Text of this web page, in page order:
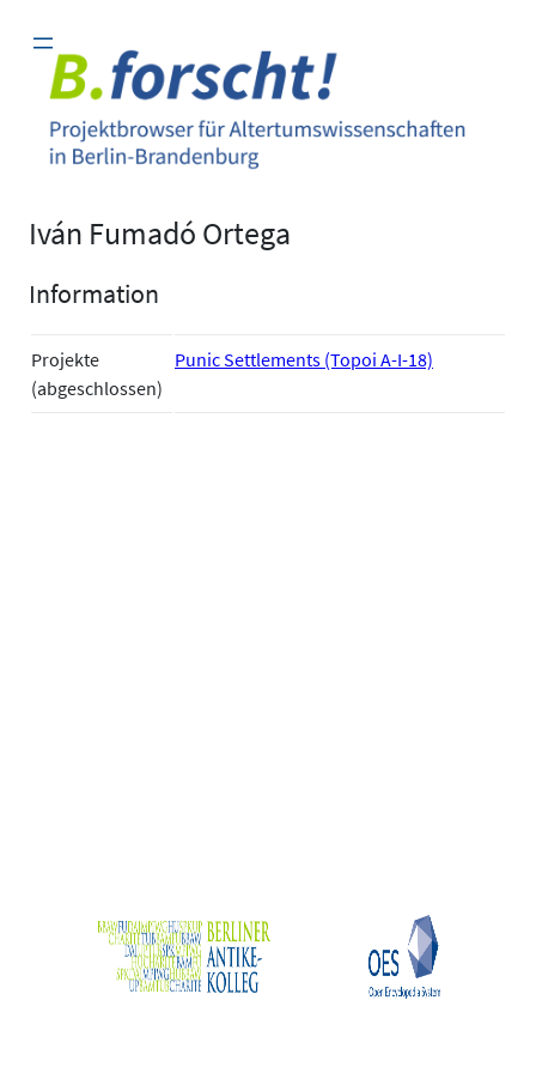
Inhalt
springen
Iván Fumadó Ortega
Information
Projekte
(abgeschlossen)
Punic Settlements (Topoi A-I-18)